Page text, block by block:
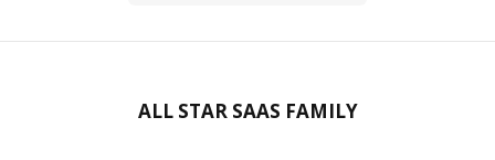
ALL STAR SAAS FAMILY